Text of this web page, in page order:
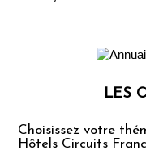
LES
Choisissez votre
Hôtels Circuits